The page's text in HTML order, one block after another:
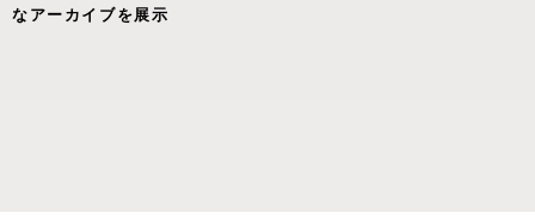
なアーカイブを展示